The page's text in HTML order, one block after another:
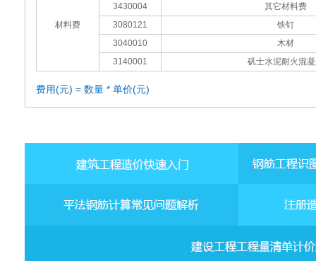
材料费
3430004
其它材料费
3080121
铁钉
3040010
木材
3140001
矾士水泥耐火混
费用(元) = 数量 * 单价(元)